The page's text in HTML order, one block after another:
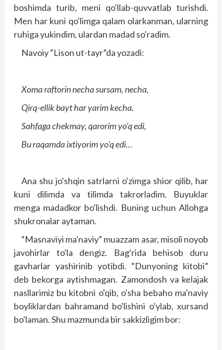
boshimda turib, meni qo'llab-quvvatlab turishdi.
Men har kuni qo'limga qalam olarkanman, ularning
ruhiga yukindim, ulardan madad so'radim.
Navoiy “Lison ut-tayr”da yozadi:
Xoma raftorin necha sursam, necha,
Qirq-ellik bayt har yarim kecha.
Sahfaga chekmay, qarorim yo'q edi,
Bu raqamda ixtiyorim yo'q edi…
Ana shu jo'shqin satrlarni o'zimga shior qilib, har
kuni dilimda va tilimda takrorladim. Buyuklar
menga madadkor bo'lishdi. Buning uchun Allohga
shuk­ronalar aytaman.
“Masnaviyi ma'naviy” muazzam asar, misoli noyob
javohirlar to'la dengiz. Bag'rida behisob duru
gavharlar yashirinib yotibdi. “Dunyoning kitobi”
deb bekorga aytishmagan. Zamondosh va kelajak
nasllarimiz bu kitobni o'qib, o'sha bebaho ma'naviy
boyliklardan bahramand bo'lishini o'ylab, xursand
bo'laman. Shu mazmunda bir sakkizligim bor: